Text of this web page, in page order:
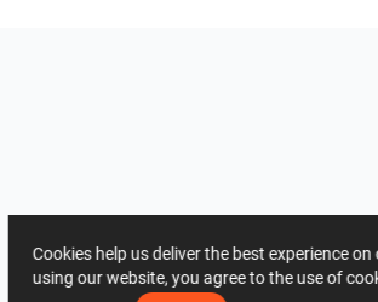
Cookies help us deliver the best experience
using our website, you agree to the use of